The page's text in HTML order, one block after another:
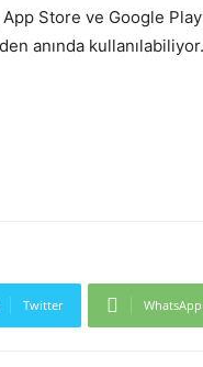
App Store ve Google
anında kullanılabiliyor.
Twitter WhatsApp